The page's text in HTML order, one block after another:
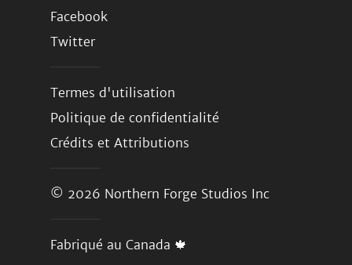
Facebook
Twitter
Termes d'utilisation
Politique de confidentialité
Crédits et Attributions
© 2026 Northern Forge Studios Inc
Fabriqué au Canada 🍁